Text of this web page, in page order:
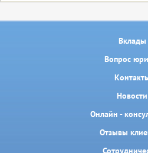
Вклады
Вопрос
Новости
Онлайн -
Отзывы